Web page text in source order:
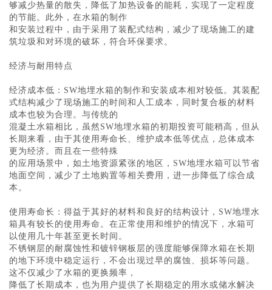
够减少热量的散失，降低了加热设备的能耗，实现了一定程度
的节能。此外，在水箱的制作
和安装过程中，由于采用了装配式结构，减少了现场施工的建
筑垃圾和对环境的破坏，符合环保要求。
经济与耐用特点
经济成本低：SW地埋水箱的制作和安装成本相对较低。其装配
式结构减少了现场施工的时间和人工成本，同时复合板的材料
成本也较为合理。与传统的
混凝土水箱相比，虽然SW地埋水箱的初期投资可能稍高，但从
长期来看，由于其使用寿命长、维护成本低等优点，总体成本
更为经济。而且在一些特殊
的应用场景中，如土地资源紧张的地区，SW地埋水箱可以节省
地面空间，减少了土地购置等相关费用，进一步降低了综合成
本。
使用寿命长：得益于其好的材料和良好的结构设计，SW地埋水
箱具有较长的使用寿命。在正常使用和维护的情况下，水箱可
以使用几十年甚至更长时间。
不锈钢层的耐腐蚀性和镀锌钢板层的强度能够保障水箱在长期
的地下环境中稳定运行，不会出现过早的腐蚀、损坏等问题。
这不仅减少了水箱的更换频率，
降低了长期成本，也为用户提供了长期稳定的用水或储水解决